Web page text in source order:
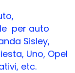
per auto
Sisley,
Uno, Opel
etc.